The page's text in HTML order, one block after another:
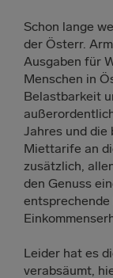
Schon lange
der Österr.
Ausgaben für
Menschen in
Belastbarkeit
Jahres und die
Miettarife an
zusätzlich,
den Genuss
Leider hat es
verabsäumt,